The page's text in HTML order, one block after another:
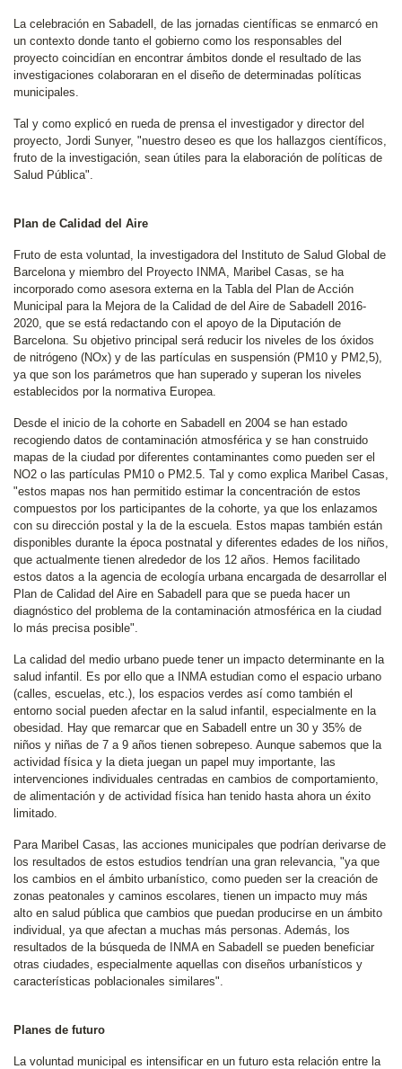
La celebración en Sabadell, de las jornadas científicas se enmarcó en
un contexto donde tanto el gobierno como los responsables del
proyecto coincidían en encontrar ámbitos donde el resultado de las
investigaciones colaboraran en el diseño de determinadas políticas
municipales.
Tal y como explicó en rueda de prensa el investigador y director del
proyecto, Jordi Sunyer, "nuestro deseo es que los hallazgos científicos,
fruto de la investigación, sean útiles para la elaboración de políticas de
Salud Pública".
Plan de Calidad del Aire
Fruto de esta voluntad, la investigadora del Instituto de Salud Global de
Barcelona y miembro del Proyecto INMA, Maribel Casas, se ha
incorporado como asesora externa en la Tabla del Plan de Acción
Municipal para la Mejora de la Calidad de del Aire de Sabadell 2016-
2020, que se está redactando con el apoyo de la Diputación de
Barcelona. Su objetivo principal será reducir los niveles de los óxidos
de nitrógeno (NOx) y de las partículas en suspensión (PM10 y PM2,5),
ya que son los parámetros que han superado y superan los niveles
establecidos por la normativa Europea.
Desde el inicio de la cohorte en Sabadell en 2004 se han estado
recogiendo datos de contaminación atmosférica y se han construido
mapas de la ciudad por diferentes contaminantes como pueden ser el
NO2 o las partículas PM10 o PM2.5. Tal y como explica Maribel Casas,
"estos mapas nos han permitido estimar la concentración de estos
compuestos por los participantes de la cohorte, ya que los enlazamos
con su dirección postal y la de la escuela. Estos mapas también están
disponibles durante la época postnatal y diferentes edades de los niños,
que actualmente tienen alrededor de los 12 años. Hemos facilitado
estos datos a la agencia de ecología urbana encargada de desarrollar el
Plan de Calidad del Aire en Sabadell para que se pueda hacer un
diagnóstico del problema de la contaminación atmosférica en la ciudad
lo más precisa posible".
La calidad del medio urbano puede tener un impacto determinante en la
salud infantil. Es por ello que a INMA estudian como el espacio urbano
(calles, escuelas, etc.), los espacios verdes así como también el
entorno social pueden afectar en la salud infantil, especialmente en la
obesidad. Hay que remarcar que en Sabadell entre un 30 y 35% de
niños y niñas de 7 a 9 años tienen sobrepeso. Aunque sabemos que la
actividad física y la dieta juegan un papel muy importante, las
intervenciones individuales centradas en cambios de comportamiento,
de alimentación y de actividad física han tenido hasta ahora un éxito
limitado.
Para Maribel Casas, las acciones municipales que podrían derivarse de
los resultados de estos estudios tendrían una gran relevancia, "ya que
los cambios en el ámbito urbanístico, como pueden ser la creación de
zonas peatonales y caminos escolares, tienen un impacto muy más
alto en salud pública que cambios que puedan producirse en un ámbito
individual, ya que afectan a muchas más personas. Además, los
resultados de la búsqueda de INMA en Sabadell se pueden beneficiar
otras ciudades, especialmente aquellas con diseños urbanísticos y
características poblacionales similares".
Planes de futuro
La voluntad municipal es intensificar en un futuro esta relación entre la